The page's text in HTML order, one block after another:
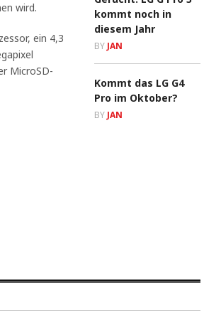
wird.
ein 4,3
MicroSD-
kommt noch in
diesem Jahr
BY JAN
Kommt das LG G4
Pro im Oktober?
BY JAN